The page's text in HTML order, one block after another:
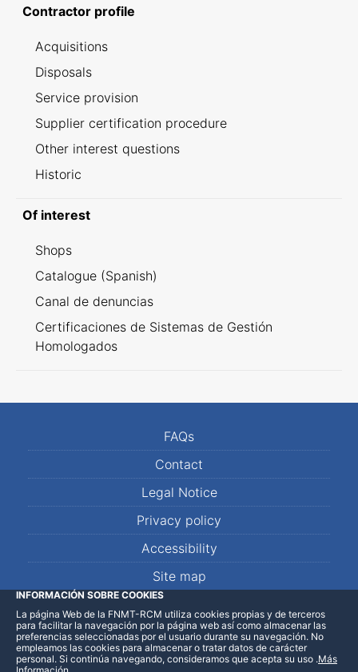
Contractor profile
Acquisitions
Disposals
Service provision
Supplier certification procedure
Other interest questions
Historic
Of interest
Shops
Catalogue (Spanish)
Canal de denuncias
Certificaciones de Sistemas de Gestión
Homologados
FAQs
Contact
Legal Notice
Privacy policy
Accessibility
Site map
LinkedInFacebookWhatsApp
INFORMACIÓN SOBRE COOKIES
La página Web de la FNMT-RCM utiliza cookies propias y de terceros
para facilitar la navegación por la página web así como almacenar las
preferencias seleccionadas por el usuario durante su navegación. No
empleamos las cookies para almacenar o tratar datos de carácter
personal. Si continúa navegando, consideramos que acepta su uso .Más